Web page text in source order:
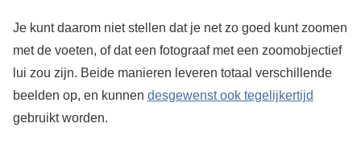
Je kunt daarom niet stellen dat je net zo goed kunt zoomen
met de voeten, of dat een fotograaf met een zoomobjectief
lui zou zijn. Beide manieren leveren totaal verschillende
beelden op, en kunnen desgewenst ook tegelijkertijd
gebruikt worden.